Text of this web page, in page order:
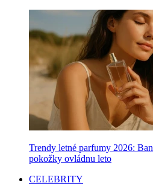
Trendy letné parfumy 2026:
pokožky ovládnu leto
CELEBRITY